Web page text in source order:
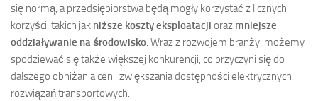
się normą, a przedsiębiorstwa będą mogły korzystać z licznych
korzyści, takich jak niższe koszty eksploatacji oraz mniejsze
oddziaływanie na środowisko. Wraz z rozwojem branży, możemy
spodziewać się także większej konkurencji, co przyczyni się do
dalszego obniżania cen i zwiększania dostępności elektrycznych
rozwiązań transportowych.